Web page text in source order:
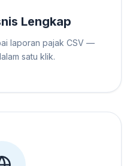
Lengkap
laporan pajak CSV —
satu klik.